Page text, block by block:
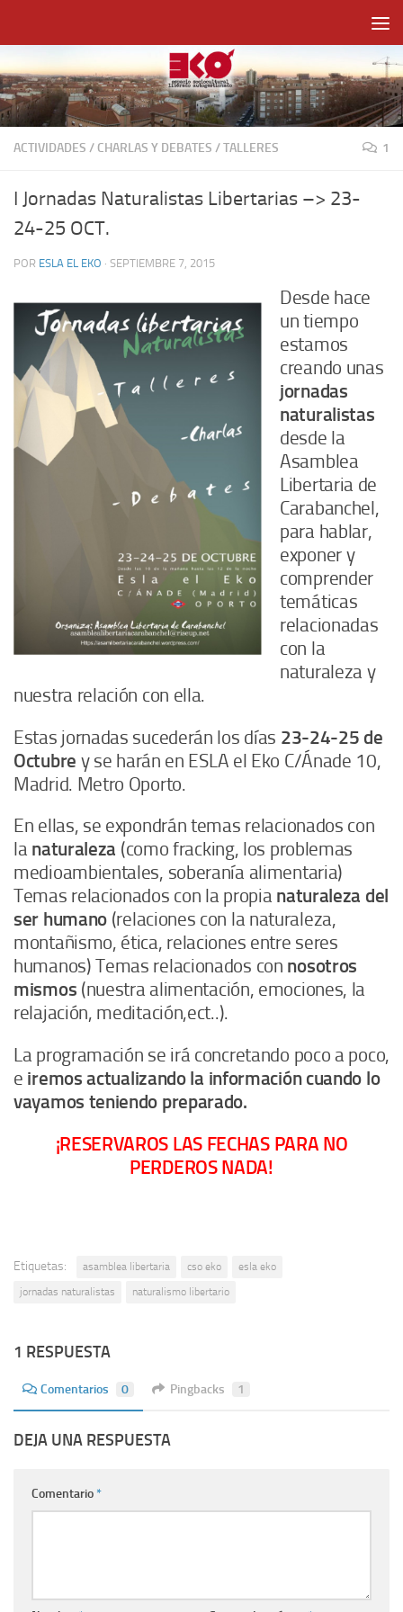
ACTIVIDADES / CHARLAS Y DEBATES /TALLERES 1
I Jornadas Naturalistas Libertarias –> 23-
24-25 OCT.
POR ESLA EL EKO · SEPTIEMBRE 7, 2015
Desde hace
un tiempo
estamos
creando unas
jornadas
naturalistas
desde la
Asamblea
Libertaria de
Carabanchel,
para hablar,
exponer y
comprender
temáticas
relacionadas
con la
naturaleza y
nuestra relación con ella.
Estas jornadas sucederán los días 23-24-25 de
Octubre y se harán en ESLA el Eko C/Ánade 10,
Madrid. Metro Oporto.
En ellas, se expondrán temas relacionados con
la naturaleza (como fracking, los problemas
medioambientales, soberanía alimentaria)
Temas relacionados con la propia naturaleza del
ser humano (relaciones con la naturaleza,
montañismo, ética, relaciones entre seres
humanos) Temas relacionados con nosotros
mismos (nuestra alimentación, emociones, la
relajación, meditación,ect..).
La programación se irá concretando poco a poco,
e iremos actualizando la información cuando lo
vayamos teniendo preparado.
¡RESERVAROS LAS FECHAS PARA NO
PERDEROS NADA!
Etiquetas: asamblea libertaria cso eko
esla eko
jornadas naturalistas
naturalismo libertario
1 RESPUESTA
Comentarios 0 Pingbacks 1
DEJA UNA RESPUESTA
Comentario*